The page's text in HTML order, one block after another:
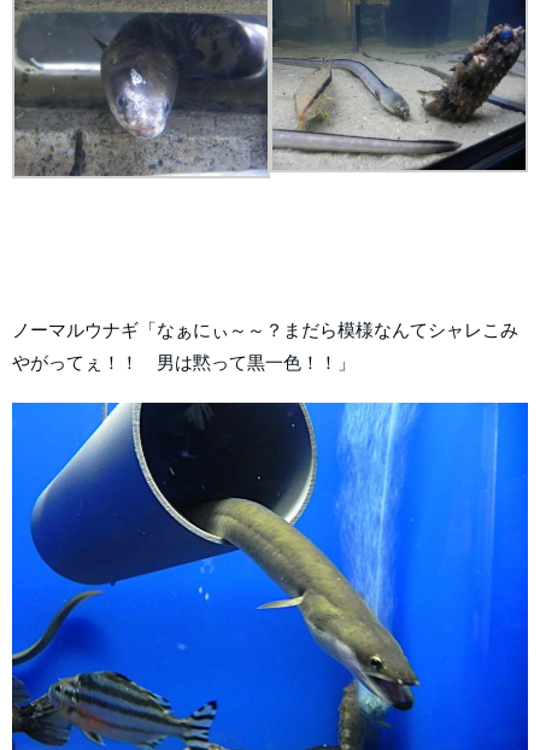
ノーマルウナギ「なぁにぃ～～？まだら模様なんてシャレこみ
やがってぇ！！ 男は黙って黒一色！！」